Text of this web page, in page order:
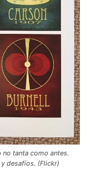
tanta como antes.
desafíos. (Flickr)